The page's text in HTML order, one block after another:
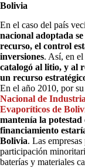
Bolivia
En el caso del país
nacional adoptada
recurso, el control
inversiones. Así, en
catalogó al litio, y al
un recurso
En el año 2010, por
Nacional de
Evaporíticos de
mantenía la
financiamiento
Bolivia. Las
participación
baterías y materiales